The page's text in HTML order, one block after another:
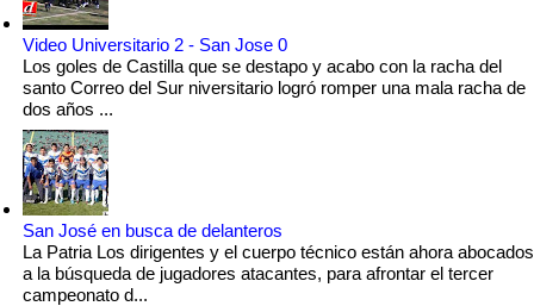
Video Universitario 2 - San Jose 0
Los goles de Castilla que se destapo y acabo con la racha del
santo Correo del Sur niversitario logró romper una mala racha de
dos años ...
San José en busca de delanteros
La Patria Los dirigentes y el cuerpo técnico están ahora abocados
a la búsqueda de jugadores atacantes, para afrontar el tercer
campeonato d...